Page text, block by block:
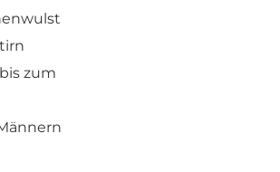
zum